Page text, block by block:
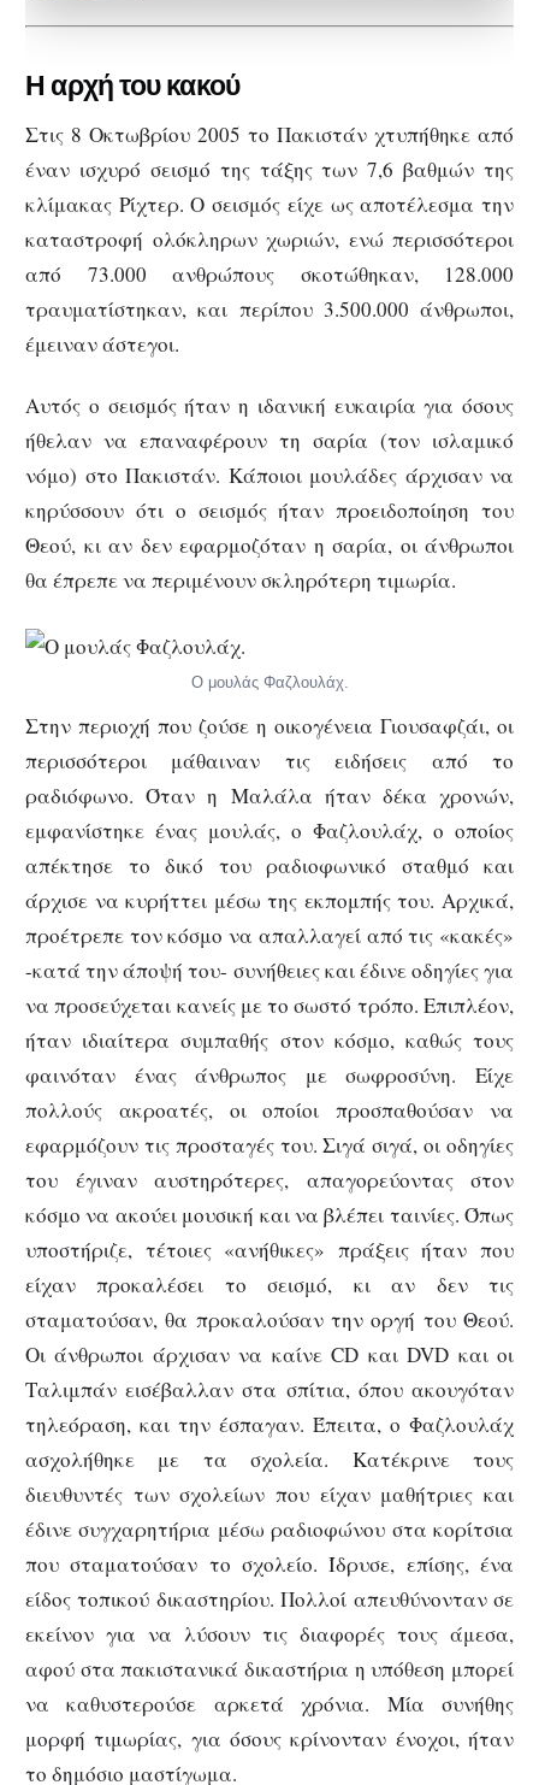
Η αρχή του κακού
Στις 8 Οκτωβρίου 2005 το Πακιστάν χτυπήθηκε από
έναν ισχυρό σεισμό της τάξης των 7,6 βαθμών της
κλίμακας Ρίχτερ. Ο σεισμός είχε ως αποτέλεσμα την
καταστροφή ολόκληρων χωριών, ενώ περισσότεροι
από 73.000 ανθρώπους σκοτώθηκαν, 128.000
τραυματίστηκαν, και περίπου 3.500.000 άνθρωποι,
έμειναν άστεγοι.
Αυτός ο σεισμός ήταν η ιδανική ευκαιρία για όσους
ήθελαν να επαναφέρουν τη σαρία (τον ισλαμικό
νόμο) στο Πακιστάν. Κάποιοι μουλάδες άρχισαν να
κηρύσσουν ότι ο σεισμός ήταν προειδοποίηση του
Θεού, κι αν δεν εφαρμοζόταν η σαρία, οι άνθρωποι
θα έπρεπε να περιμένουν σκληρότερη τιμωρία.
Ο μουλάς Φαζλουλάχ.
Στην περιοχή που ζούσε η οικογένεια Γιουσαφζάι, οι
περισσότεροι μάθαιναν τις ειδήσεις από το
ραδιόφωνο. Όταν η Μαλάλα ήταν δέκα χρονών,
εμφανίστηκε ένας μουλάς, ο Φαζλουλάχ, ο οποίος
απέκτησε το δικό του ραδιοφωνικό σταθμό και
άρχισε να κυρήττει μέσω της εκπομπής του. Αρχικά,
προέτρεπε τον κόσμο να απαλλαγεί από τις «κακές»
-κατά την άποψή του- συνήθειες και έδινε οδηγίες για
να προσεύχεται κανείς με το σωστό τρόπο. Επιπλέον,
ήταν ιδιαίτερα συμπαθής στον κόσμο, καθώς τους
φαινόταν ένας άνθρωπος με σωφροσύνη. Είχε
πολλούς ακροατές, οι οποίοι προσπαθούσαν να
εφαρμόζουν τις προσταγές του. Σιγά σιγά, οι οδηγίες
του έγιναν αυστηρότερες, απαγορεύοντας στον
κόσμο να ακούει μουσική και να βλέπει ταινίες. Όπως
υποστήριζε, τέτοιες «ανήθικες» πράξεις ήταν που
είχαν προκαλέσει το σεισμό, κι αν δεν τις
σταματούσαν, θα προκαλούσαν την οργή του Θεού.
Οι άνθρωποι άρχισαν να καίνε CD και DVD και οι
Ταλιμπάν εισέβαλλαν στα σπίτια, όπου ακουγόταν
τηλεόραση, και την έσπαγαν. Έπειτα, ο Φαζλουλάχ
ασχολήθηκε με τα σχολεία. Κατέκρινε τους
διευθυντές των σχολείων που είχαν μαθήτριες και
έδινε συγχαρητήρια μέσω ραδιοφώνου στα κορίτσια
που σταματούσαν το σχολείο. Ίδρυσε, επίσης, ένα
είδος τοπικού δικαστηρίου. Πολλοί απευθύνονταν σε
εκείνον για να λύσουν τις διαφορές τους άμεσα,
αφού στα πακιστανικά δικαστήρια η υπόθεση μπορεί
να καθυστερούσε αρκετά χρόνια. Μία συνήθης
μορφή τιμωρίας, για όσους κρίνονταν ένοχοι, ήταν
το δημόσιο μαστίγωμα.